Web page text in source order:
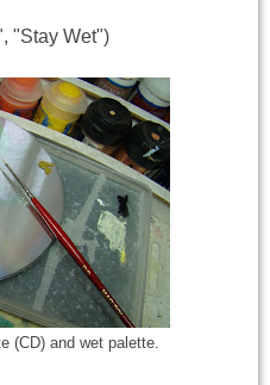
"Stay Wet")
(CD) and wet palette.